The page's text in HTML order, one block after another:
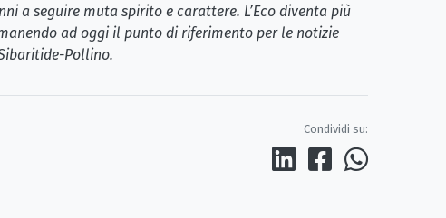
a seguire muta spirito e carattere. L’Eco diventa più
ad oggi il punto di riferimento per le notizie
Pollino.
Condividi su: